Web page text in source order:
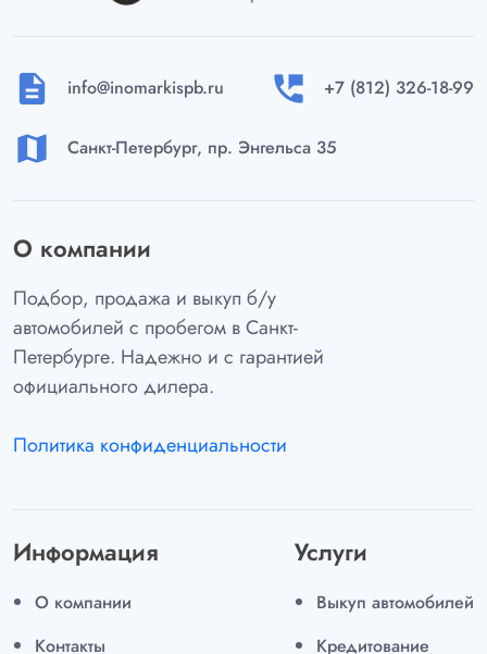
description info@inomarkispb.ru perm_phone_msg +7 (812) 326-18-99
map Санкт-Петербург, пр. Энгельса 35
О компании
Подбор, продажа и выкуп б/у
автомобилей с пробегом в Санкт-
Петербурге. Надежно и с гарантией
официального дилера.
Политика конфиденциальности
Информация
О компании
Контакты
Услуги
Выкуп автомобилей
Кредитование